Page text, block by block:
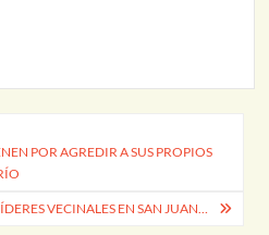
POR AGREDIR A SUS PROPIOS
VECINALES EN SAN JUAN…